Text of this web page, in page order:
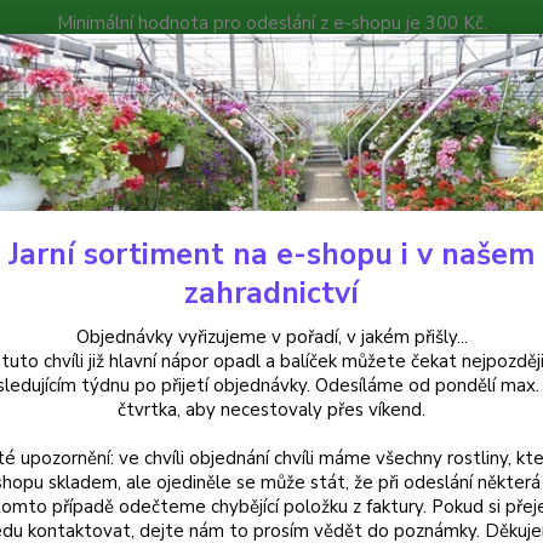
Minimální hodnota pro odeslání z e-shopu je 300 Kč.
můžete čekat nejpozději v následujícím týdnu po přijetí
Poradna Kontakty
Hledat
Bylinky a léčivky Kontryhel-Alchemilla xanthochlora (kontryhel
Alchemilla
za kus v 3-kusovém balení
Jarní sortiment na e-shopu i v našem
zahradnictví
Objednávky vyřizujeme v pořadí, v jakém přišly...
chvíli již hlavní nápor opadl a balíček můžete čekat
týdnu po přijetí objednávky. Odesíláme od pondělí
čtvrtka, aby necestovaly přes víkend.
upozornění: ve chvíli objednání chvíli máme všechny rostliny,
skladem, ale ojediněle se může stát, že při odeslání některá
případě odečteme chybějící položku z faktury. Pokud si
kontaktovat, dejte nám to prosím vědět do poznámky.